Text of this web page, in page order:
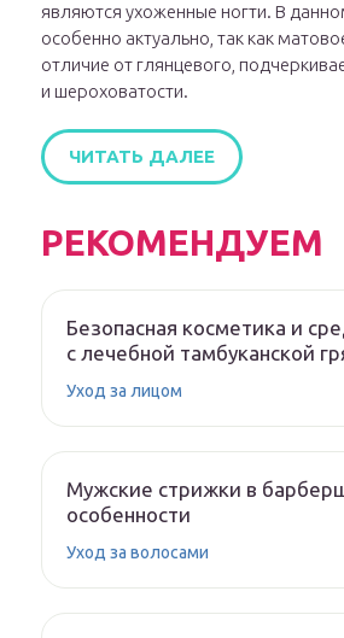
являются ухоженные ногти. В
особенно актуально, так как
отличие от глянцевого,
и шероховатости.
ЧИТАТЬ ДАЛЕЕ
РЕКОМЕНДУЕМ
Безопасная косметика и
с лечебной тамбуканской
Уход за лицом
Мужские стрижки в
особенности
Уход за волосами